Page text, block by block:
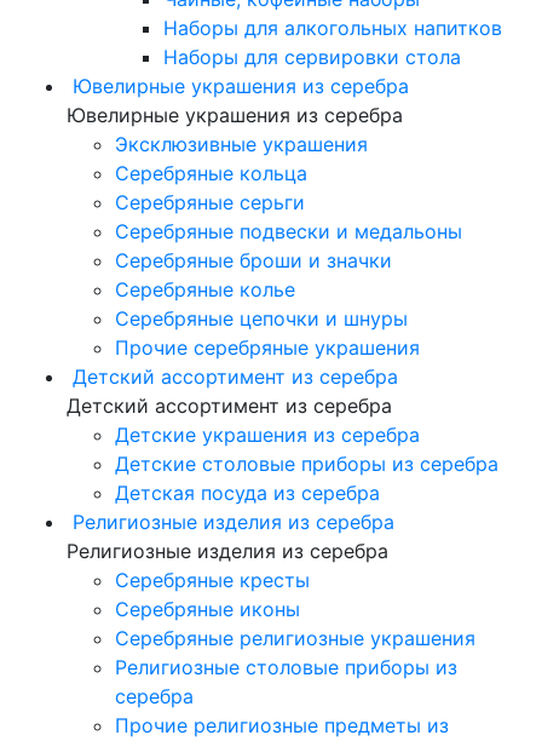
Наборы для алкогольных напитков
Наборы для сервировки стола
Ювелирные украшения из серебра
Ювелирные украшения из серебра
Эксклюзивные украшения
Серебряные кольца
Серебряные серьги
Серебряные подвески и медальоны
Серебряные броши и значки
Серебряные колье
Серебряные цепочки и шнуры
Прочие серебряные украшения
Детский ассортимент из серебра
Детский ассортимент из серебра
Детские украшения из серебра
Детские столовые приборы из серебра
Детская посуда из серебра
Религиозные изделия из серебра
Религиозные изделия из серебра
Серебряные кресты
Серебряные иконы
Серебряные религиозные украшения
Религиозные столовые приборы из
серебра
Прочие религиозные предметы из